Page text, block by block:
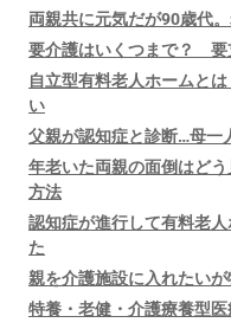
両親共に元気だが90歳代
要介護はいくつまで？ 要
自立型有料老人ホームと
い
父親が認知症と診断…母一
年老いた両親の面倒はど
方法
認知症が進行して有料老
た
親を介護施設に入れたい
特養・老健・介護療養型